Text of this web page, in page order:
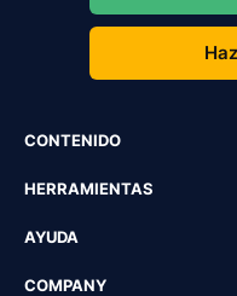
CONTENIDO
HERRAMIENTAS
AYUDA
COMPANY